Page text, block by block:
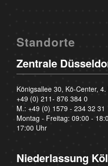
Standorte
Zentrale
Königsallee 30, Kö-Center,
+49 (0) 211- 876 384 0
M.: +49 (0) 1579 - 234 32 31
Montag - Freitag: 09:00 -
17:00 Uhr
Niederlassung